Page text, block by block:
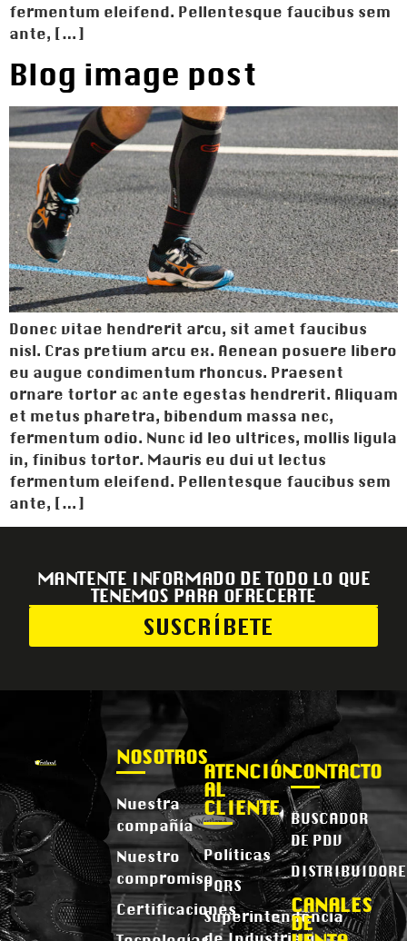
fermentum eleifend. Pellentesque faucibus sem
ante, […]
Blog image post
Donec vitae hendrerit arcu, sit amet faucibus
nisl. Cras pretium arcu ex. Aenean posuere libero
eu augue condimentum rhoncus. Praesent
ornare tortor ac ante egestas hendrerit. Aliquam
et metus pharetra, bibendum massa nec,
fermentum odio. Nunc id leo ultrices, mollis ligula
in, finibus tortor. Mauris eu dui ut lectus
fermentum eleifend. Pellentesque faucibus sem
ante, […]
MANTENTE INFORMADO DE TODO LO QUE
TENEMOS PARA OFRECERTE
SUSCRÍBETE
NOSOTROS
Nuestra
compañía
Nuestro
compromiso
Certificaciones
ATENCIÓN
AL
CLIENTE
Políticas
PQRS
Superintendencia
CONTACTO
BUSCADOR
DE PDV
CANALES
DE